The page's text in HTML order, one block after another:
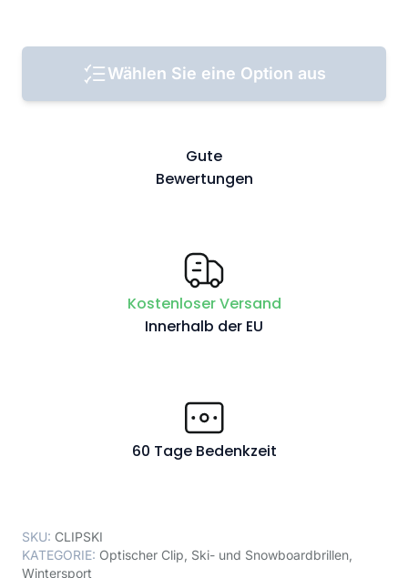
Wählen Sie eine Option aus
Gute
Bewertungen
Kostenloser Versand
Innerhalb der EU
60 Tage Bedenkzeit
SKU: CLIPSKI
KATEGORIE: Optischer Clip, Ski- und Snowboardbrillen,
Wintersport